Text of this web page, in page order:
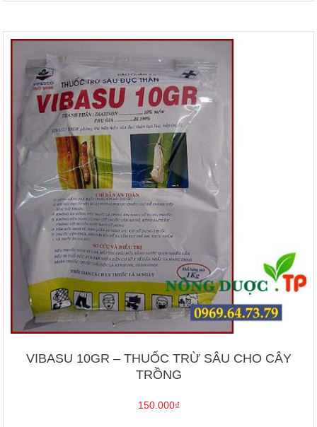
VIBASU 10GR – THUỐC TRỪ SÂU CHO CÂY
TRỒNG
150.000₫